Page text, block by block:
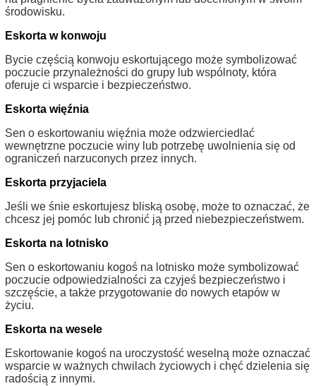
środowisku.
Eskorta w konwoju
Bycie częścią konwoju eskortującego może symbolizować
poczucie przynależności do grupy lub wspólnoty, która
oferuje ci wsparcie i bezpieczeństwo.
Eskorta więźnia
Sen o eskortowaniu więźnia może odzwierciedlać
wewnętrzne poczucie winy lub potrzebę uwolnienia się od
ograniczeń narzuconych przez innych.
Eskorta przyjaciela
Jeśli we śnie eskortujesz bliską osobę, może to oznaczać, że
chcesz jej pomóc lub chronić ją przed niebezpieczeństwem.
Eskorta na lotnisko
Sen o eskortowaniu kogoś na lotnisko może symbolizować
poczucie odpowiedzialności za czyjeś bezpieczeństwo i
szczęście, a także przygotowanie do nowych etapów w
życiu.
Eskorta na wesele
Eskortowanie kogoś na uroczystość weselną może oznaczać
wsparcie w ważnych chwilach życiowych i chęć dzielenia się
radością z innymi.